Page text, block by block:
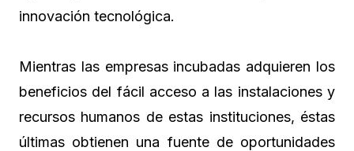
innovación tecnológica.
Mientras las empresas incubadas adquieren los
beneficios del fácil acceso a las instalaciones y
recursos humanos de estas instituciones, éstas
últimas obtienen una fuente de oportunidades